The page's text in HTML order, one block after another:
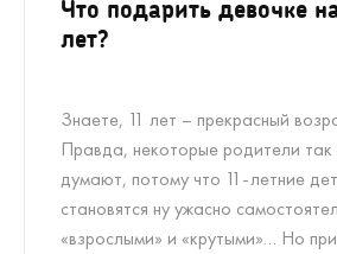
Что подарить девочке
лет?
Знаете, 11 лет – прекрасный
Правда, некоторые родители так
думают, потому что 11-летние
становятся ну ужасно
«взрослыми» и «крутыми»… Но